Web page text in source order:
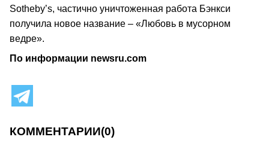
Sotheby’s, частично уничтоженная работа Бэнкси
получила новое название – «Любовь в мусорном
ведре».
По информации newsru.com
КОММЕНТАРИИ(0)